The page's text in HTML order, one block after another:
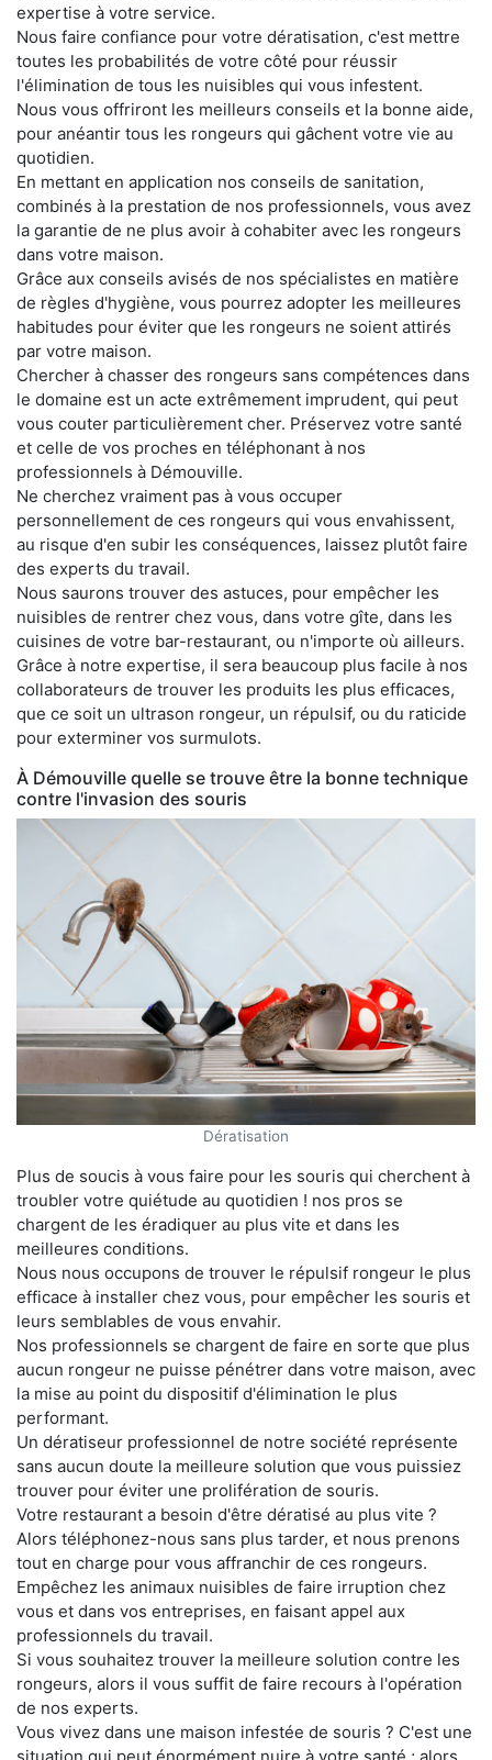
expertise à votre service.
Nous faire confiance pour votre dératisation, c'est mettre
toutes les probabilités de votre côté pour réussir
l'élimination de tous les nuisibles qui vous infestent.
Nous vous offriront les meilleurs conseils et la bonne aide,
pour anéantir tous les rongeurs qui gâchent votre vie au
quotidien.
En mettant en application nos conseils de sanitation,
combinés à la prestation de nos professionnels, vous avez
la garantie de ne plus avoir à cohabiter avec les rongeurs
dans votre maison.
Grâce aux conseils avisés de nos spécialistes en matière
de règles d'hygiène, vous pourrez adopter les meilleures
habitudes pour éviter que les rongeurs ne soient attirés
par votre maison.
Chercher à chasser des rongeurs sans compétences dans
le domaine est un acte extrêmement imprudent, qui peut
vous couter particulièrement cher. Préservez votre santé
et celle de vos proches en téléphonant à nos
professionnels à Démouville.
Ne cherchez vraiment pas à vous occuper
personnellement de ces rongeurs qui vous envahissent,
au risque d'en subir les conséquences, laissez plutôt faire
des experts du travail.
Nous saurons trouver des astuces, pour empêcher les
nuisibles de rentrer chez vous, dans votre gîte, dans les
cuisines de votre bar-restaurant, ou n'importe où ailleurs.
Grâce à notre expertise, il sera beaucoup plus facile à nos
collaborateurs de trouver les produits les plus efficaces,
que ce soit un ultrason rongeur, un répulsif, ou du raticide
pour exterminer vos surmulots.
À Démouville quelle se trouve être la bonne technique
contre l'invasion des souris
Dératisation
Plus de soucis à vous faire pour les souris qui cherchent à
troubler votre quiétude au quotidien ! nos pros se
chargent de les éradiquer au plus vite et dans les
meilleures conditions.
Nous nous occupons de trouver le répulsif rongeur le plus
efficace à installer chez vous, pour empêcher les souris et
leurs semblables de vous envahir.
Nos professionnels se chargent de faire en sorte que plus
aucun rongeur ne puisse pénétrer dans votre maison, avec
la mise au point du dispositif d'élimination le plus
performant.
Un dératiseur professionnel de notre société représente
sans aucun doute la meilleure solution que vous puissiez
trouver pour éviter une prolifération de souris.
Votre restaurant a besoin d'être dératisé au plus vite ?
Alors téléphonez-nous sans plus tarder, et nous prenons
tout en charge pour vous affranchir de ces rongeurs.
Empêchez les animaux nuisibles de faire irruption chez
vous et dans vos entreprises, en faisant appel aux
professionnels du travail.
Si vous souhaitez trouver la meilleure solution contre les
rongeurs, alors il vous suffit de faire recours à l'opération
de nos experts.
Vous vivez dans une maison infestée de souris ? C'est une
situation qui peut énormément nuire à votre santé ; alors